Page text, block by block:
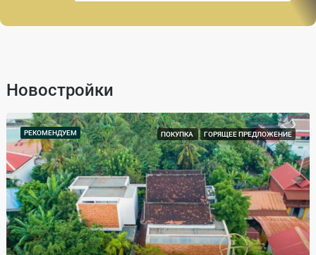
Новостройки
РЕКОМЕНДУЕМ ПОКУПКА ГОРЯЩЕЕ ПРЕДЛОЖЕНИЕ